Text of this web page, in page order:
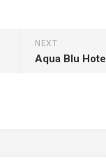
NEXT
Aqua Blu